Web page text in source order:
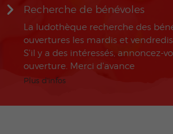
Recherche de bénévoles
La ludothèque recherche des
ouvertures les mardis et vendredis
S'il y a des intéressés, annoncez-
ouverture. Merci d'avance
Plus d'infos